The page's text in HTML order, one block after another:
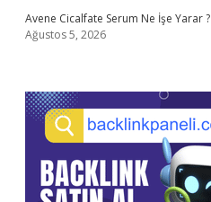
Avene Cicalfate Serum Ne İşe Yarar ?
Ağustos 5, 2026